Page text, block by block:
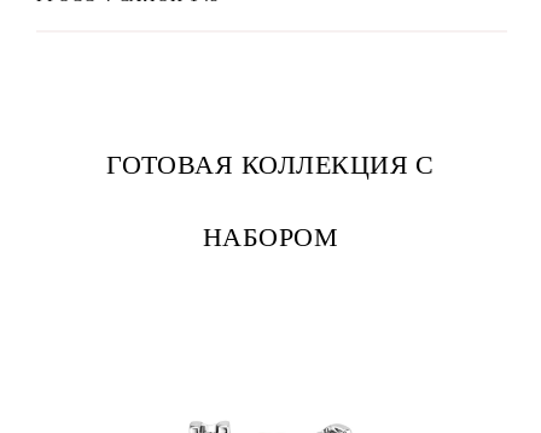
ГОТОВАЯ КОЛЛЕКЦИЯ С
НАБОРОМ